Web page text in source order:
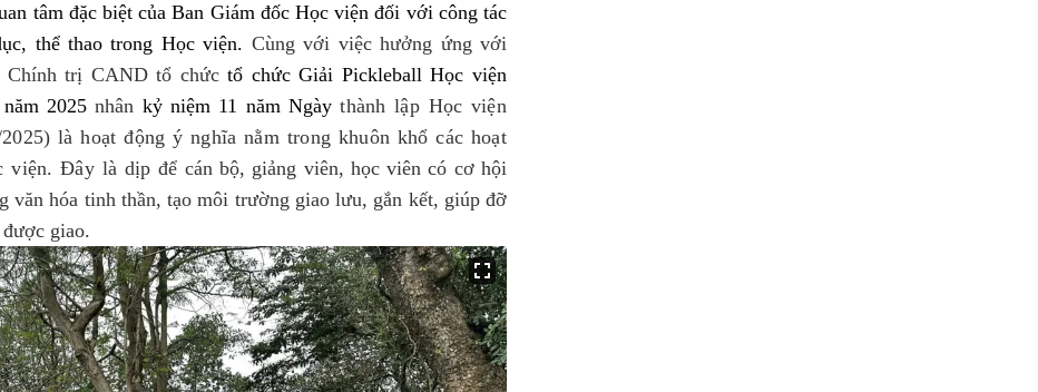
tâm đặc biệt của Ban Giám đốc Học viện đối với công tác
thể thao trong Học viện. Cùng với việc hưởng ứng với
Chính trị CAND tổ chứctổ chức Giải Pickleball Học viện
2025 nhân kỷ niệm 11 năm Ngàythành lập Học viện
là hoạt động ý nghĩa nằm trong khuôn khổ các hoạt
viện. Đây là dịp để cán bộ, giảng viên, học viên có cơ hội
văn hóa tinh thần, tạo môi trường giao lưu, gắn kết, giúp đỡ
giao.